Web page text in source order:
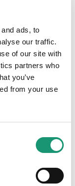
ads, to
our traffic.
of our site with
partners who
you’ve
from your use
uniquement
contenu. Tout
expresse
nous ne
que le site web
virus ou autres
pourront